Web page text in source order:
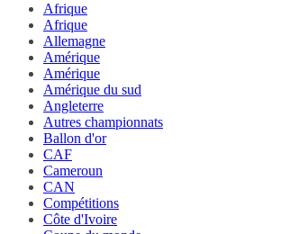
Afrique
Afrique
Allemagne
Amérique
Amérique
Amérique du sud
Angleterre
Autres championnats
Ballon d'or
CAF
Cameroun
CAN
Compétitions
Côte d'Ivoire